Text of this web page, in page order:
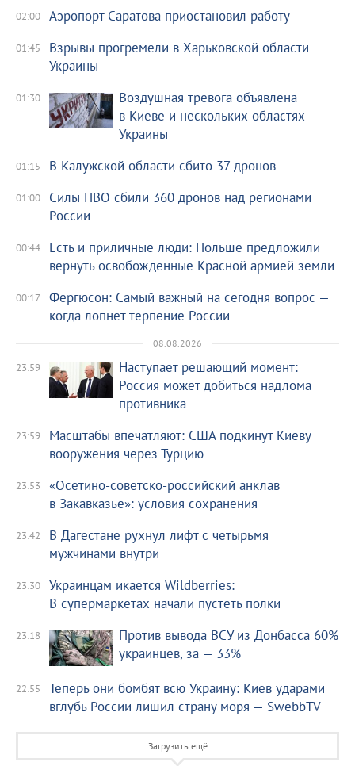
02:00 Аэропорт Саратова приостановил работу
01:45
Взрывы прогремели в Харьковской области
Украины
01:30
Воздушная тревога объявлена
в Киеве и нескольких областях
Украины
01:15 В Калужской области сбито 37 дронов
01:00
Силы ПВО сбили 360 дронов над регионами
России
00:44
Есть и приличные люди: Польше предложили
вернуть освобожденные Красной армией земли
00:17
Фергюсон: Самый важный на сегодня вопрос —
когда лопнет терпение России
08.08.2026
23:59
Наступает решающий момент:
Россия может добиться надлома
противника
23:59
Масштабы впечатляют: США подкинут Киеву
вооружения через Турцию
23:53
«Осетино-советско-российский анклав
в Закавказье»: условия сохранения
23:42
В Дагестане рухнул лифт с четырьмя
мужчинами внутри
23:30
Украинцам икается Wildberries:
В супермаркетах начали пустеть полки
23:18
Против вывода ВСУ из Донбасса 60%
украинцев, за — 33%
22:55
Теперь они бомбят всю Украину: Киев ударами
вглубь России лишил страну моря — SwebbTV
Загрузить ещё